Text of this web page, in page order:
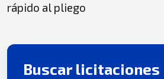
rápido al pliego
Buscar licitaciones